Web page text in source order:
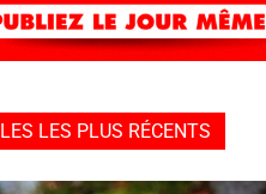
LES PLUS RÉCENTS